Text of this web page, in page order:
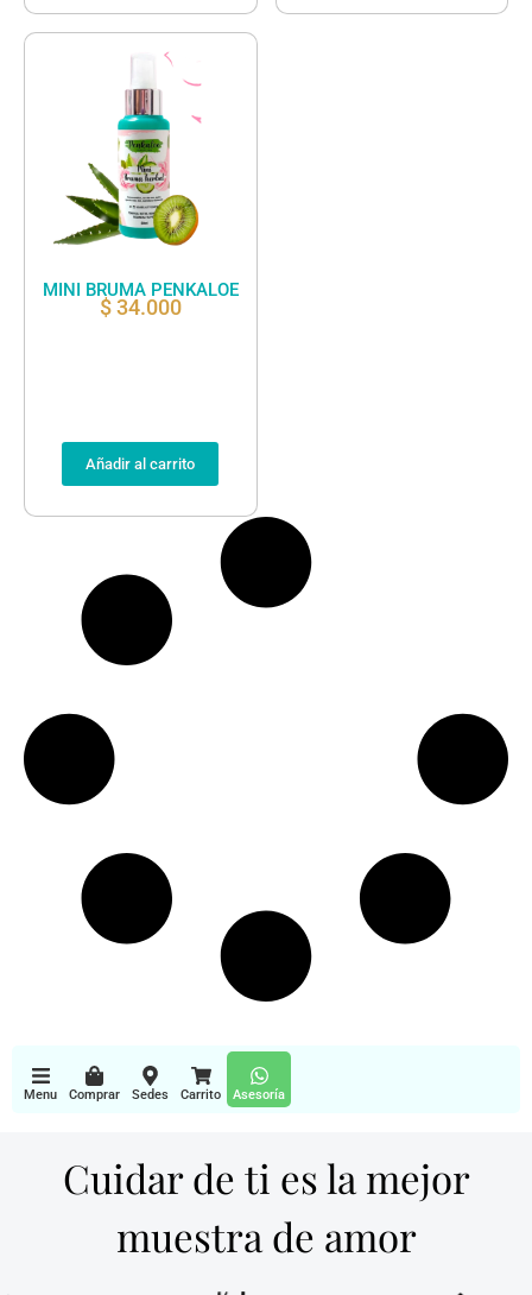
MINI BRUMA PENKALOE
$34.000
Añadir al carrito
Menu Comprar Sedes Carrito Asesoría
Cuidar de ti es la mejor
muestra de amor